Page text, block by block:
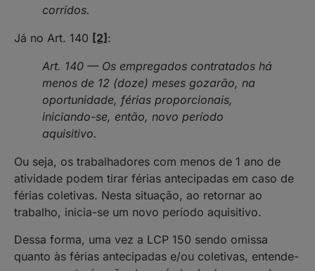
corridos.
Já no Art. 140 [2] :
Art. 140 — Os empregados contratados há
menos de 12 (doze) meses gozarão, na
oportunidade, férias proporcionais,
iniciando-se, então, novo período
aquisitivo.
Ou seja, os trabalhadores com menos de 1 ano de
atividade podem tirar férias antecipadas em caso de
férias coletivas. Nesta situação, ao retornar ao
trabalho, inicia-se um novo período aquisitivo.
Dessa forma, uma vez a LCP 150 sendo omissa
quanto às férias antecipadas e/ou coletivas, entende-